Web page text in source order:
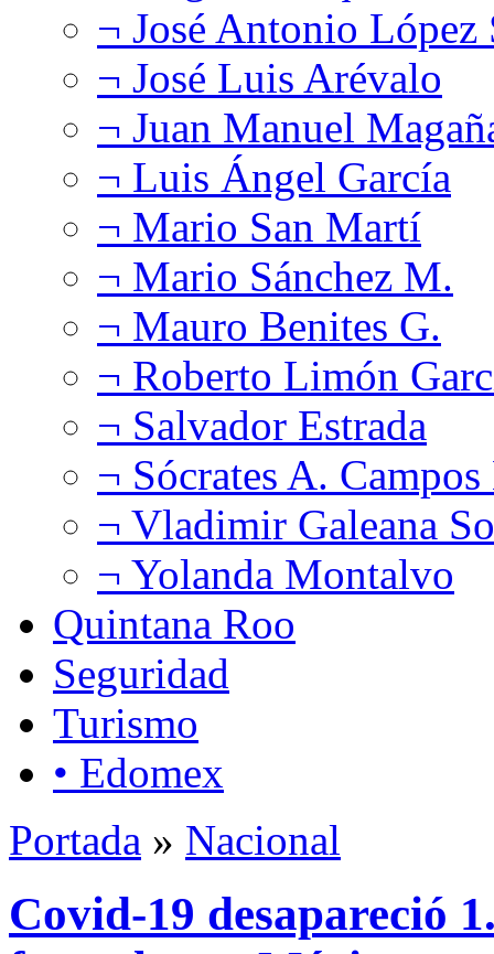
¬ José Antonio López
¬ José Luis Arévalo
¬ Juan Manuel
¬ Luis Ángel García
¬ Mario San Martí
¬ Mario Sánchez M.
¬ Mauro Benites G.
¬ Roberto Limón
¬ Salvador Estrada
¬ Sócrates A.
¬ Vladimir Galeana
¬ Yolanda Montalvo
Quintana Roo
Seguridad
Turismo
• Edomex
Portada » Nacional
Covid-19 desapareció